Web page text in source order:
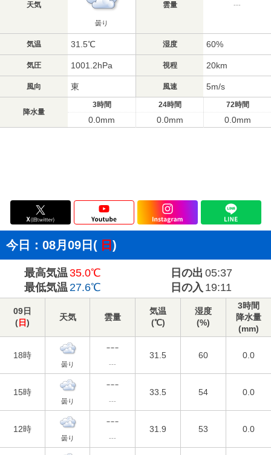
天気
曇り
雲量 ---
気温 31.5℃ 湿度 60%
気圧 1001.2hPa 視程 20km
風向 東 風速 5m/s
降水量
3時間
0.0mm
24時間
0.0mm
72時間
0.0mm
今日：08月09日( 日 )
最高気温35.0℃ 日の出 05:37
最低気温 27.6℃ 日の入 19:11
09日
(日)
天気 雲量
気温
(℃)
湿度
(%)
3時間
降水量
(mm)
18時
曇り ---
31.5 60 0.0
15時
曇り ---
33.5 54 0.0
12時
曇り ---
31.9 53 0.0